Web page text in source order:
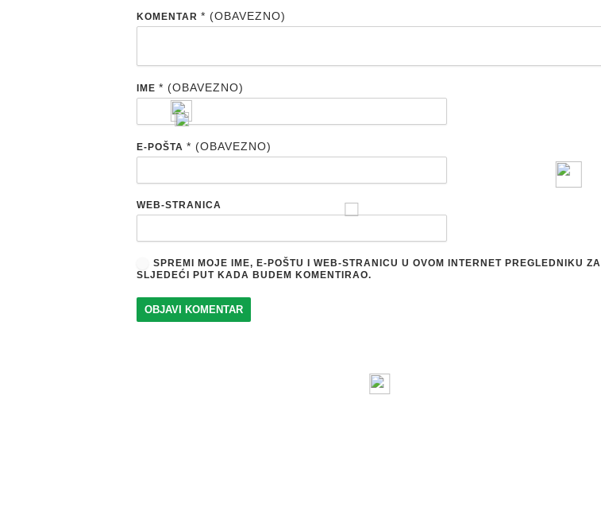
KOMENTAR * (OBAVEZNO)
IME * (OBAVEZNO)
E-POŠTA * (OBAVEZNO)
WEB-STRANICA
SPREMI MOJE IME, E-POŠTU I WEB-STRANICU U OVOM INTERNET PREGLEDNIKU ZA
SLJEDEĆI PUT KADA BUDEM KOMENTIRAO.